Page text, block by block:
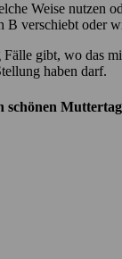
Weise nutzen
B verschiebt oder
Fälle gibt, wo das
haben darf.
schönen Muttertag